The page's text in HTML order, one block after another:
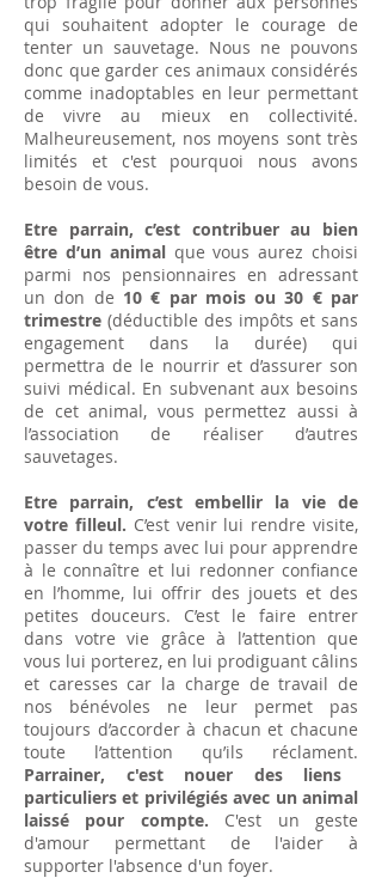
qui souhaitent adopter le courage de
tenter un sauvetage. Nous ne pouvons
donc que garder ces animaux considérés
comme inadoptables en leur permettant
de vivre au mieux en collectivité.
Malheureusement, nos moyens sont très
limités et c'est pourquoi nous avons
besoin de vous.
Etre parrain, c’est contribuer au bien
être d’un animalque vous aurez choisi
parmi nos pensionnaires en adressant
un don de 10 € par mois ou 30 € par
trimestre (déductible des impôts et sans
engagement dans la durée) qui
permettra de le nourrir et d’assurer son
suivi médical. En subvenant aux besoins
de cet animal, vous permettez aussi à
l’association de réaliser d’autres
sauvetages.
Etre parrain, c’est embellir la vie de
votre filleul. C’est venir lui rendre visite,
passer du temps avec lui pour apprendre
à le connaître et lui redonner confiance
en l’homme, lui offrir des jouets et des
petites douceurs. C’est le faire entrer
dans votre vie grâce à l’attention que
vous lui porterez, en lui prodiguant câlins
et caresses car la charge de travail de
nos bénévoles ne leur permet pas
toujours d’accorder à chacun et chacune
toute l’attention qu’ils réclament.
Parrainer, c'est nouer des liens
particuliers et privilégiés avec un animal
laissé pour compte. C'est un geste
d'amour permettant de l'aider à
supporter l'absence d'un foyer.